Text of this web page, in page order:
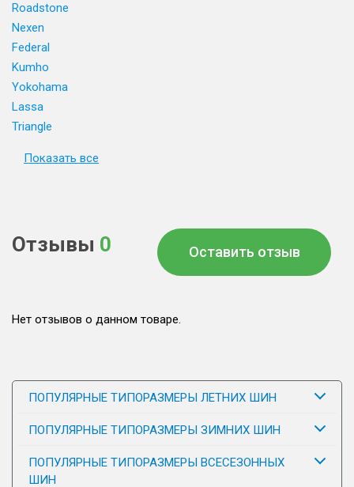
Roadstone
Nexen
Federal
Kumho
Yokohama
Lassa
Triangle
Показать все
Отзывы 0 Оставить отзыв
Нет отзывов о данном товаре.
ПОПУЛЯРНЫЕ ТИПОРАЗМЕРЫ ЛЕТНИХ ШИН
ПОПУЛЯРНЫЕ ТИПОРАЗМЕРЫ ЗИМНИХ ШИН
ПОПУЛЯРНЫЕ ТИПОРАЗМЕРЫ ВСЕСЕЗОННЫХ
ШИН